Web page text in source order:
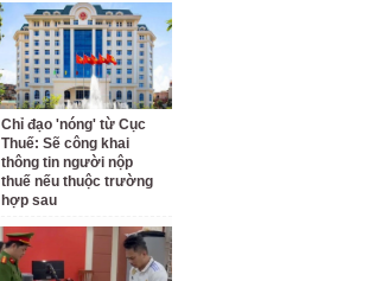
Chỉ đạo 'nóng' từ Cục
Thuế: Sẽ công khai
thông tin người nộp
thuế nếu thuộc trường
hợp sau